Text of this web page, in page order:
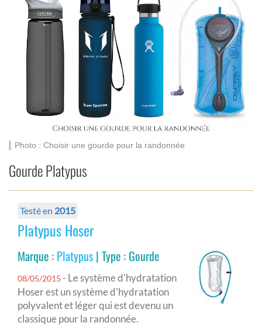
Photo : Choisir une gourde pour la randonnée
Gourde Platypus
Testé en 2015
Platypus Hoser
Marque : Platypus | Type : Gourde
08/05/2015 - Le système d'hydratation
Hoser est un système d'hydratation
polyvalent et léger qui est devenu un
classique pour la randonnée.